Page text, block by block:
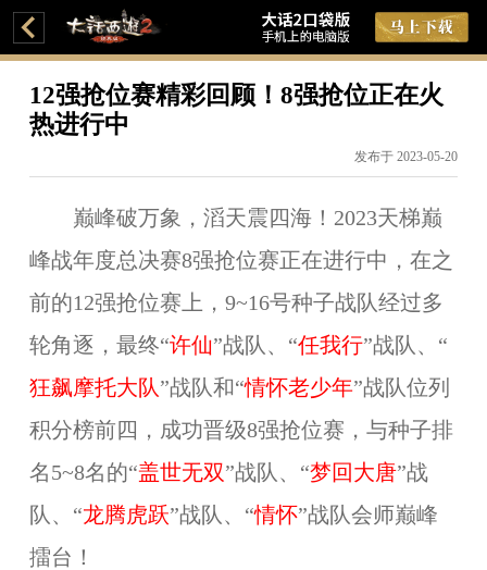
12强抢位赛精彩回顾！8强抢位正在火
热进行中
发布于 2023-05-20
巅峰破万象，滔天震四海！2023天梯巅
峰战年度总决赛8强抢位赛正在进行中，在之
前的12强抢位赛上，9~16号种子战队经过多
轮角逐，最终“许仙”战队、“任我行”战队、“
狂飙摩托大队”战队和“情怀老少年”战队位列
积分榜前四，成功晋级8强抢位赛，与种子排
名5~8名的“盖世无双”战队、“梦回大唐”战
队、“龙腾虎跃”战队、“情怀”战队会师巅峰
擂台！